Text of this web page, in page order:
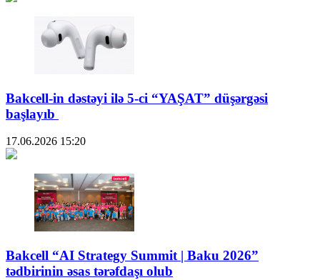
Bakcell-in dəstəyi ilə 5-ci “YAŞAT” düşərgəsi
başlayıb
17.06.2026 15:20
Bakcell “AI Strategy Summit | Baku 2026”
tədbirinin əsas tərəfdaşı olub